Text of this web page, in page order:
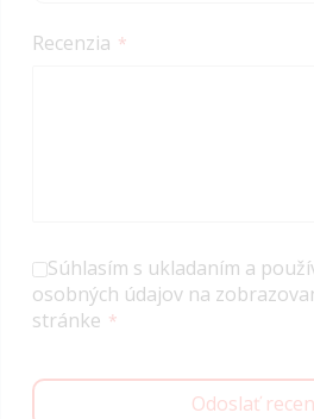
Recenzia
Súhlasím s ukladaním a
osobných údajov na
stránke
Odoslať